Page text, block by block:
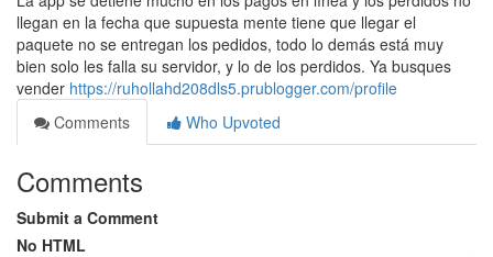
llegan en la fecha que supuesta mente tiene que llegar el
paquete no se entregan los pedidos, todo lo demás está muy
bien solo les falla su servidor, y lo de los perdidos. Ya busques
vender https://ruhollahd208dls5.prublogger.com/profile
Comments
Who Upvoted
Comments
Submit a Comment
No HTML